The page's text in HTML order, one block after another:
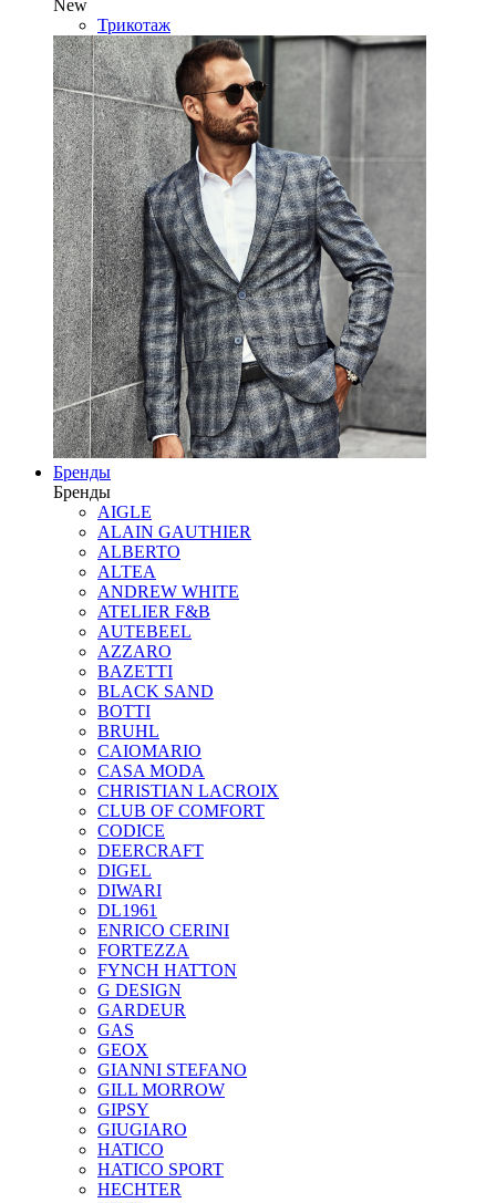
New
Трикотаж
Бренды
Бренды
AIGLE
ALAIN GAUTHIER
ALBERTO
ALTEA
ANDREW WHITE
ATELIER F&B
AUTEBEEL
AZZARO
BAZETTI
BLACK SAND
BOTTI
BRUHL
CAIOMARIO
CASA MODA
CHRISTIAN LACROIX
CLUB OF COMFORT
CODICE
DEERCRAFT
DIGEL
DIWARI
DL1961
ENRICO CERINI
FORTEZZA
FYNCH HATTON
G DESIGN
GARDEUR
GAS
GEOX
GIANNI STEFANO
GILL MORROW
GIPSY
GIUGIARO
HATICO
HATICO SPORT
HECHTER